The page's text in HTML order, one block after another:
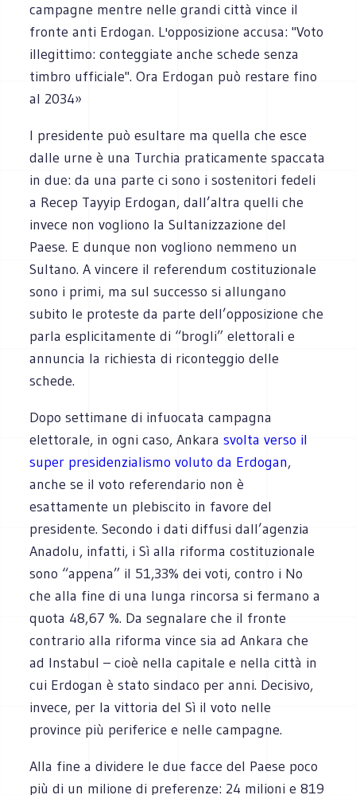
campagne mentre nelle grandi città vince il
fronte anti Erdogan. L'opposizione accusa: "Voto
illegittimo: conteggiate anche schede senza
timbro ufficiale". Ora Erdogan può restare fino
al 2034»
l presidente può esultare ma quella che esce
dalle urne è una Turchia praticamente spaccata
in due: da una parte ci sono i sostenitori fedeli
a Recep Tayyip Erdogan, dall’altra quelli che
invece non vogliono la Sultanizzazione del
Paese. E dunque non vogliono nemmeno un
Sultano. A vincere il referendum costituzionale
sono i primi, ma sul successo si allungano
subito le proteste da parte dell’opposizione che
parla esplicitamente di “brogli” elettorali e
annuncia la richiesta di riconteggio delle
schede.
Dopo settimane di infuocata campagna
elettorale, in ogni caso, Ankarasvolta verso il
super presidenzialismo voluto da Erdogan,
anche se il voto referendario non è
esattamente un plebiscito in favore del
presidente. Secondo i dati diffusi dall’agenzia
Anadolu, infatti, i Sì alla riforma costituzionale
sono “appena” il 51,33% dei voti, contro i No
che alla fine di una lunga rincorsa si fermano a
quota 48,67 %. Da segnalare che il fronte
contrario alla riforma vince sia ad Ankara che
ad Instabul – cioè nella capitale e nella città in
cui Erdogan è stato sindaco per anni. Decisivo,
invece, per la vittoria del Sì il voto nelle
province più periferice e nelle campagne.
Alla fine a dividere le due facce del Paese poco
più di un milione di preferenze: 24 milioni e 819